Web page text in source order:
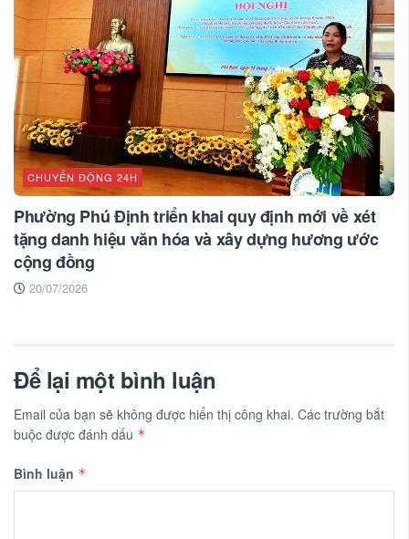
CHUYỂN ĐỘNG 24H
Phường Phú Định triển khai quy định mới về xét
tặng danh hiệu văn hóa và xây dựng hương ước
cộng đồng
20/07/2026
Để lại một bình luận
Email của bạn sẽ không được hiển thị công khai. Các trường bắt
buộc được đánh dấu *
Bình luận *